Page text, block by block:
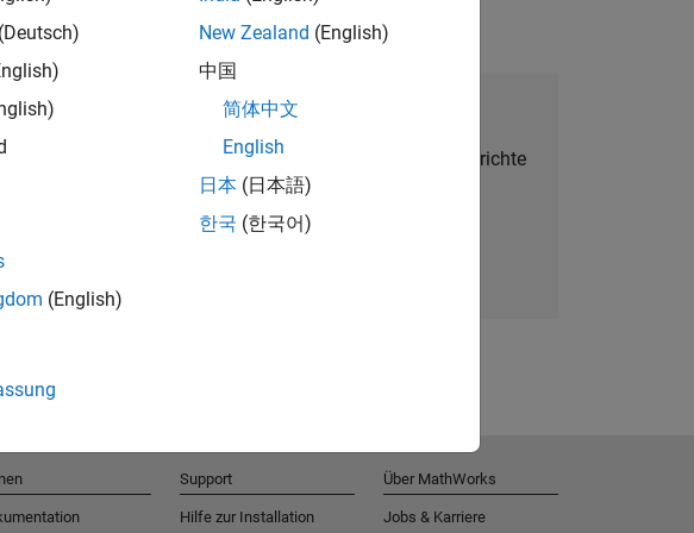
Talent Network beitreten
Erhalten Sie personalisierte Stellenangebote, Berichte
und Unternehmensneuigkeiten.
(Deutsch)
(English)
New Zealand (English)
中国
简体中文
English
日本 (日本語)
한국 (한국어)
Support
Hilfe zur Installation
Über MathWorks
Jobs & Karriere